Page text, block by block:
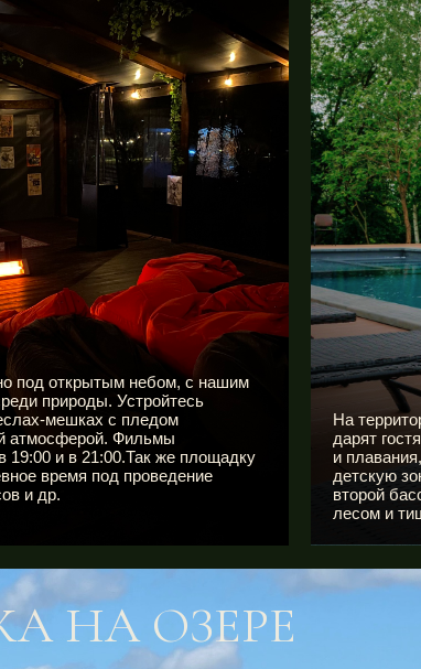
под открытым небом, с нашим
природы. Устройтесь
мешках с пледом
атмосферой. Фильмы
19:00 и в 21:00.Так же площадку
время под проведение
и др.
На
дарят
и
детскую
второй
лесом и
НА ОЗЕРЕ